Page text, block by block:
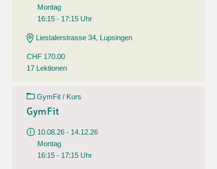
Montag
16:15 - 17:15 Uhr
Liestalerstrasse 34, Lupsingen
CHF 170.00
17 Lektionen
GymFit / Kurs
GymFit
10.08.26 - 14.12.26
Montag
16:15 - 17:15 Uhr